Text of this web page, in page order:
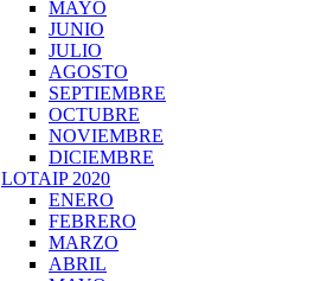
MAYO
JUNIO
JULIO
AGOSTO
SEPTIEMBRE
OCTUBRE
NOVIEMBRE
DICIEMBRE
LOTAIP 2020
ENERO
FEBRERO
MARZO
ABRIL